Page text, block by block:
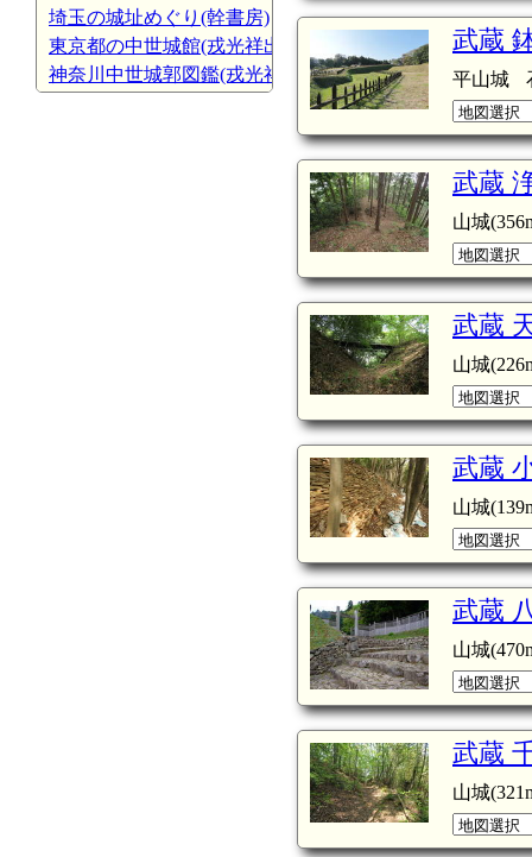
埼玉の城址めぐり(幹書房)
東京都の中世城館(戎光祥出版)
神奈川中世城郭図鑑(戎光祥出版)
武蔵
平山城
武蔵
山城
武蔵
山城
武蔵
山城
武蔵
山城
武蔵
山城